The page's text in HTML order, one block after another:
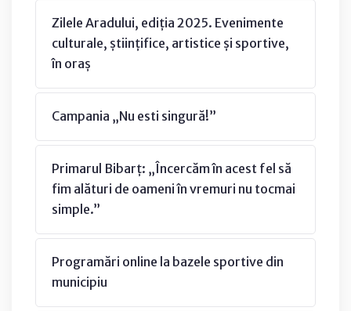
Zilele Aradului, ediția 2025. Evenimente
culturale, științifice, artistice și sportive,
în oraș
Campania „Nu esti singură!”
Primarul Bibarț: „Încercăm în acest fel să
fim alături de oameni în vremuri nu tocmai
simple.”
Programări online la bazele sportive din
municipiu